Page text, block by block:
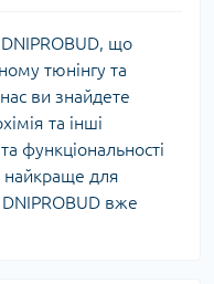
що
тюнінгу та
ви знайдете
та інші
функціональності
найкраще для
вже